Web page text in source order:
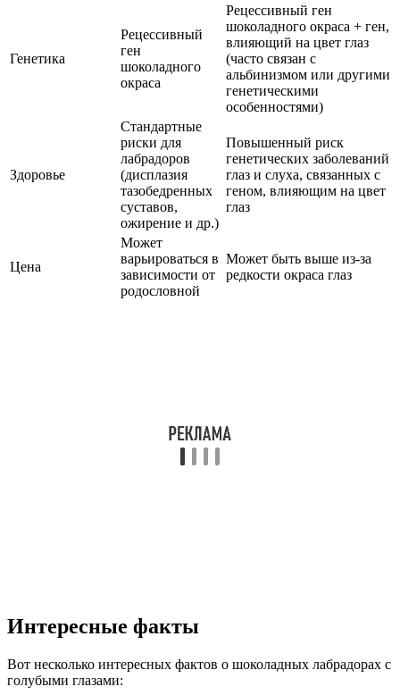
Генетика
Рецессивный
ген
шоколадного
окраса
Рецессивный ген
шоколадного окраса + ген,
влияющий на цвет глаз
(часто связан с
альбинизмом или другими
генетическими
особенностями)
Здоровье
Стандартные
риски для
лабрадоров
(дисплазия
тазобедренных
суставов,
ожирение и др.)
Повышенный риск
генетических заболеваний
глаз и слуха, связанных с
геном, влияющим на цвет
глаз
Цена
Может
варьироваться в
зависимости от
родословной
Может быть выше из-за
редкости окраса глаз
Интересные факты
Вот несколько интересных фактов о шоколадных лабрадорах с
голубыми глазами: